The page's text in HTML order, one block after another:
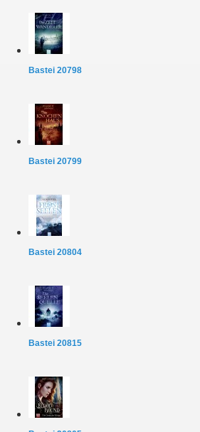
Bastei 20798
Bastei 20799
Bastei 20804
Bastei 20815